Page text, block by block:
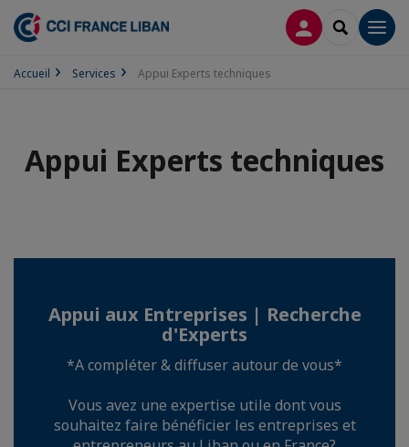
CONNEXION
Accueil Services Appui Experts techniques
Appui Experts techniques
Appui aux Entreprises | Recherche
d'Experts
*A compléter & diffuser autour de vous*
Vous avez une expertise utile dont vous
souhaitez faire bénéficier les entreprises et